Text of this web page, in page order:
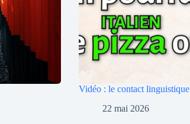
Vidéo : le contact linguistique
22 mai 2026